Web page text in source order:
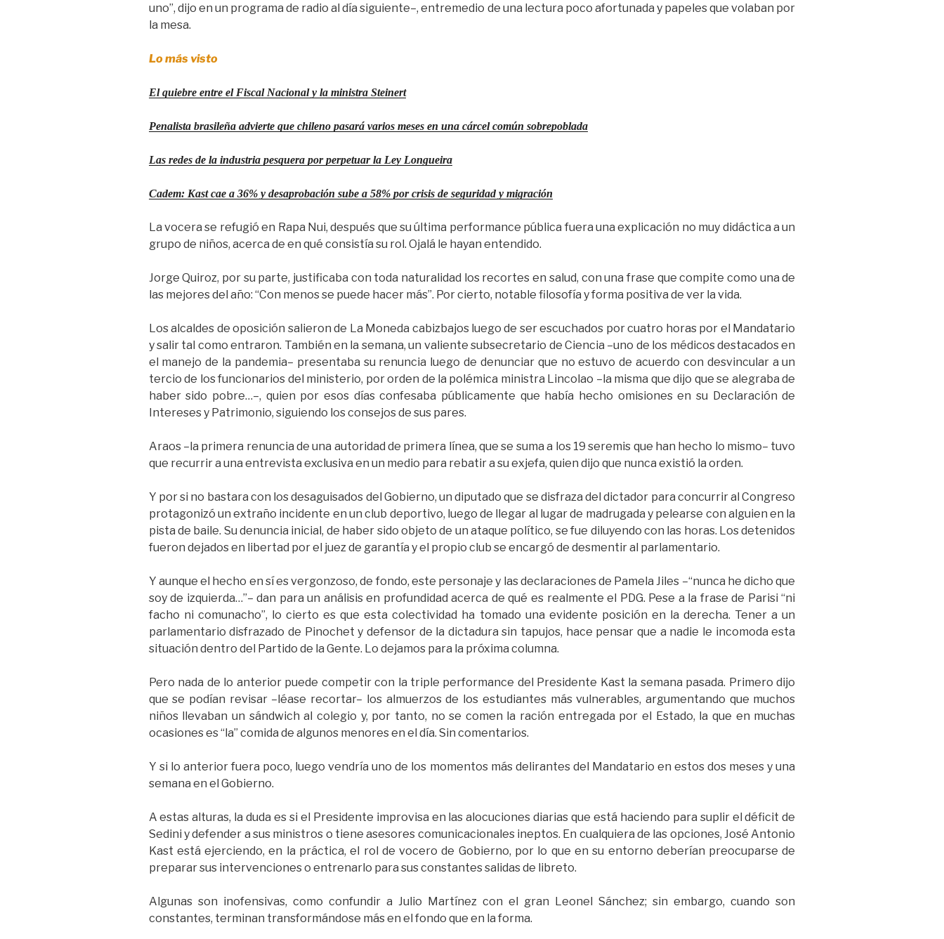
uno”, dijo en un programa de radio al día siguiente–, entremedio de una lectura poco afortunada y papeles que volaban por
la mesa.
Lo más visto
El quiebre entre el Fiscal Nacional y la ministra Steinert
Penalista brasileña advierte que chileno pasará varios meses en una cárcel común sobrepoblada
Las redes de la industria pesquera por perpetuar la Ley Longueira
Cadem: Kast cae a 36% y desaprobación sube a 58% por crisis de seguridad y migración
La vocera se refugió en Rapa Nui, después que su última performance pública fuera una explicación no muy didáctica a un
grupo de niños, acerca de en qué consistía su rol. Ojalá le hayan entendido.
Jorge Quiroz, por su parte, justificaba con toda naturalidad los recortes en salud, con una frase que compite como una de
las mejores del año: “Con menos se puede hacer más”. Por cierto, notable filosofía y forma positiva de ver la vida.
Los alcaldes de oposición salieron de La Moneda cabizbajos luego de ser escuchados por cuatro horas por el Mandatario
y salir tal como entraron. También en la semana, un valiente subsecretario de Ciencia –uno de los médicos destacados en
el manejo de la pandemia– presentaba su renuncia luego de denunciar que no estuvo de acuerdo con desvincular a un
tercio de los funcionarios del ministerio, por orden de la polémica ministra Lincolao –la misma que dijo que se alegraba de
haber sido pobre…–, quien por esos días confesaba públicamente que había hecho omisiones en su Declaración de
Intereses y Patrimonio, siguiendo los consejos de sus pares.
Araos –la primera renuncia de una autoridad de primera línea, que se suma a los 19 seremis que han hecho lo mismo– tuvo
que recurrir a una entrevista exclusiva en un medio para rebatir a su exjefa, quien dijo que nunca existió la orden.
Y por si no bastara con los desaguisados del Gobierno, un diputado que se disfraza del dictador para concurrir al Congreso
protagonizó un extraño incidente en un club deportivo, luego de llegar al lugar de madrugada y pelearse con alguien en la
pista de baile. Su denuncia inicial, de haber sido objeto de un ataque político, se fue diluyendo con las horas. Los detenidos
fueron dejados en libertad por el juez de garantía y el propio club se encargó de desmentir al parlamentario.
Y aunque el hecho en sí es vergonzoso, de fondo, este personaje y las declaraciones de Pamela Jiles –“nunca he dicho que
soy de izquierda…”– dan para un análisis en profundidad acerca de qué es realmente el PDG. Pese a la frase de Parisi “ni
facho ni comunacho”, lo cierto es que esta colectividad ha tomado una evidente posición en la derecha. Tener a un
parlamentario disfrazado de Pinochet y defensor de la dictadura sin tapujos, hace pensar que a nadie le incomoda esta
situación dentro del Partido de la Gente. Lo dejamos para la próxima columna.
Pero nada de lo anterior puede competir con la triple performance del Presidente Kast la semana pasada. Primero dijo
que se podían revisar –léase recortar– los almuerzos de los estudiantes más vulnerables, argumentando que muchos
niños llevaban un sándwich al colegio y, por tanto, no se comen la ración entregada por el Estado, la que en muchas
ocasiones es “la” comida de algunos menores en el día. Sin comentarios.
Y si lo anterior fuera poco, luego vendría uno de los momentos más delirantes del Mandatario en estos dos meses y una
semana en el Gobierno.
A estas alturas, la duda es si el Presidente improvisa en las alocuciones diarias que está haciendo para suplir el déficit de
Sedini y defender a sus ministros o tiene asesores comunicacionales ineptos. En cualquiera de las opciones, José Antonio
Kast está ejerciendo, en la práctica, el rol de vocero de Gobierno, por lo que en su entorno deberían preocuparse de
preparar sus intervenciones o entrenarlo para sus constantes salidas de libreto.
Algunas son inofensivas, como confundir a Julio Martínez con el gran Leonel Sánchez; sin embargo, cuando son
constantes, terminan transformándose más en el fondo que en la forma.